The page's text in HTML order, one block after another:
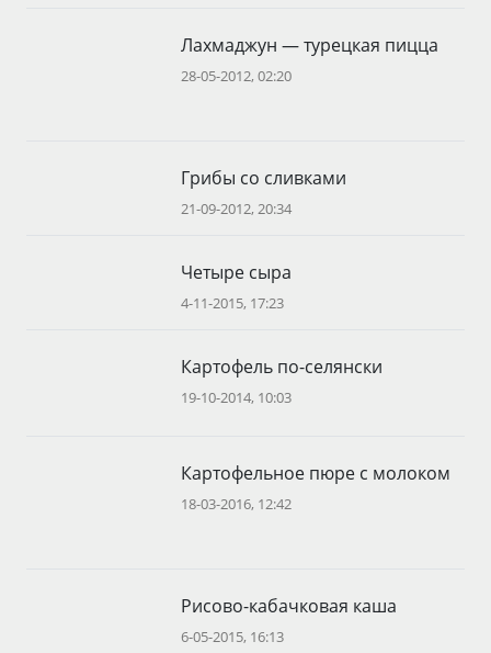
Лахмаджун — турецкая пицца
28-05-2012, 02:20
Грибы со сливками
21-09-2012, 20:34
Четыре сыра
4-11-2015, 17:23
Картофель по-селянски
19-10-2014, 10:03
Картофельное пюре с молоком
18-03-2016, 12:42
Рисово-кабачковая каша
6-05-2015, 16:13